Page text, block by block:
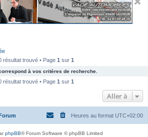
résultat trouvé • Page 1 sur 1
à vos critères de recherche.
résultat trouvé • Page 1 sur 1
Aller à
Heures au format UTC+02:00
phpBB® Forum Software © phpBB Limited